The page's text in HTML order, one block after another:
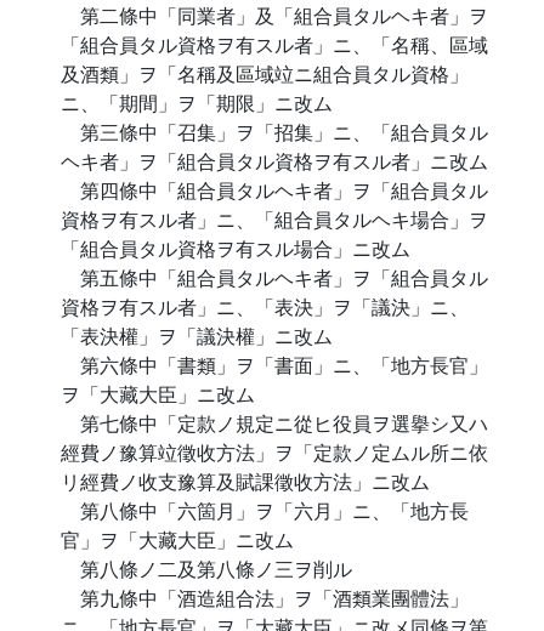
第二條中「同業者」及「組合員タルヘキ者」ヲ
「組合員タル資格ヲ有スル者」ニ、「名稱、區域
及酒類」ヲ「名稱及區域竝ニ組合員タル資格」
ニ、「期間」ヲ「期限」ニ改ム
第三條中「召集」ヲ「招集」ニ、「組合員タル
ヘキ者」ヲ「組合員タル資格ヲ有スル者」ニ改ム
第四條中「組合員タルヘキ者」ヲ「組合員タル
資格ヲ有スル者」ニ、「組合員タルヘキ場合」ヲ
「組合員タル資格ヲ有スル場合」ニ改ム
第五條中「組合員タルヘキ者」ヲ「組合員タル
資格ヲ有スル者」ニ、「表決」ヲ「議決」ニ、
「表決權」ヲ「議決權」ニ改ム
第六條中「書類」ヲ「書面」ニ、「地方長官」
ヲ「大藏大臣」ニ改ム
第七條中「定款ノ規定ニ從ヒ役員ヲ選擧シ又ハ
經費ノ豫算竝徵收方法」ヲ「定款ノ定ムル所ニ依
リ經費ノ收支豫算及賦課徵收方法」ニ改ム
第八條中「六箇月」ヲ「六月」ニ、「地方長
官」ヲ「大藏大臣」ニ改ム
第八條ノ二及第八條ノ三ヲ削ル
第九條中「酒造組合法」ヲ「酒類業團體法」